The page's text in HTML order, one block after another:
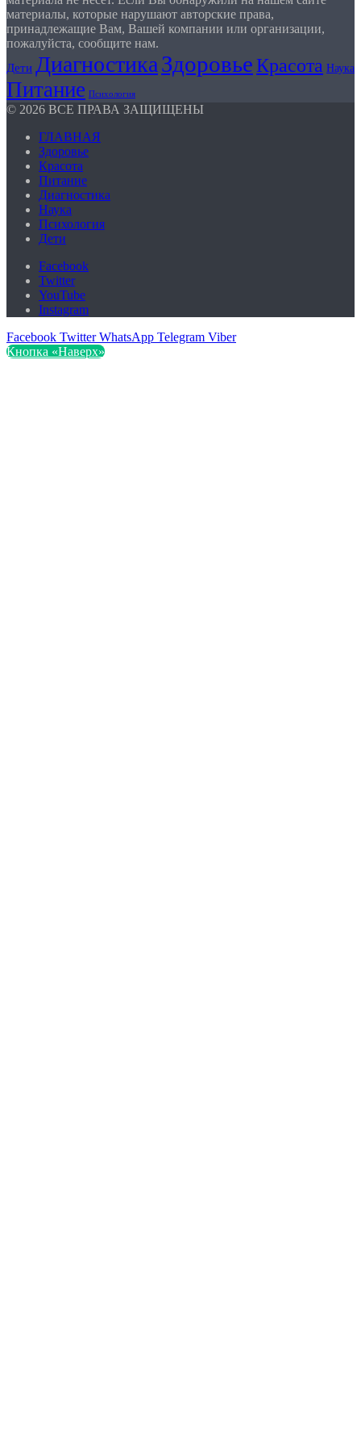
материалы, которые нарушают авторские права,
принадлежащие Вам, Вашей компании или организации,
пожалуйста, сообщите нам.
Дети ДиагностикаЗдоровьеКрасота Наука
Питание Психология
© 2026 ВСЕ ПРАВА ЗАЩИЩЕНЫ
ГЛАВНАЯ
Здоровье
Красота
Питание
Диагностика
Наука
Психология
Дети
Facebook
Twitter
YouTube
Instagram
Facebook Twitter WhatsApp Telegram Viber
Кнопка «Наверх»